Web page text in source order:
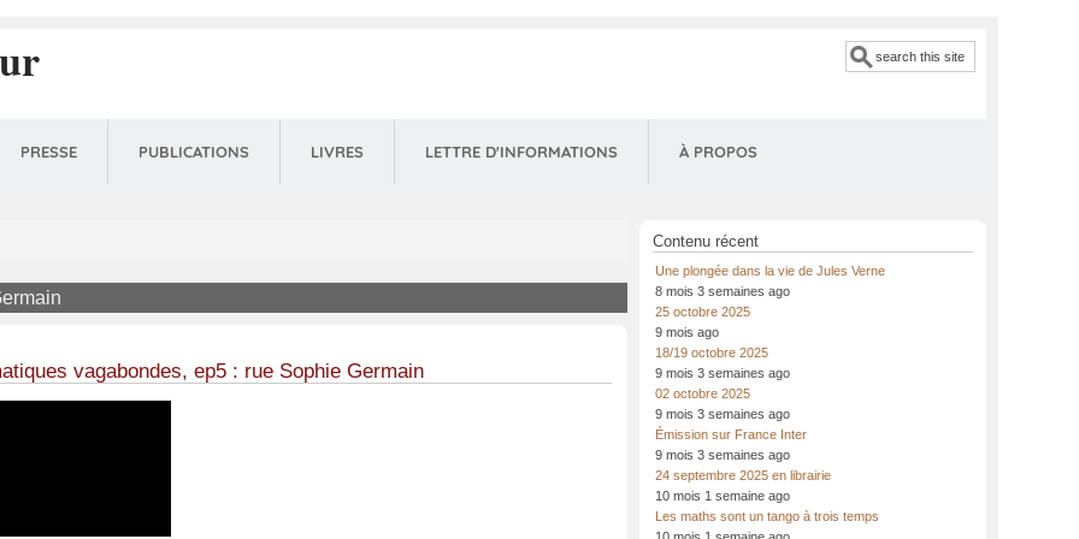
Search
PRESSE PUBLICATIONS LIVRES LETTRE D'INFORMATIONS À PROPOS
vagabondes, ep5 : rue Sophie Germain
Contenu récent
Une plongée dans la vie de Jules Verne
8 mois 3 semaines ago
25 octobre 2025
9 mois ago
18/19 octobre 2025
9 mois 3 semaines ago
02 octobre 2025
9 mois 3 semaines ago
Émission sur France Inter
9 mois 3 semaines ago
24 septembre 2025 en librairie
10 mois 1 semaine ago
Les maths sont un tango à trois temps